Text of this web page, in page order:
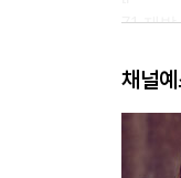
71 제
79 오,
82 한혜
84 I ♥
86 체
채널